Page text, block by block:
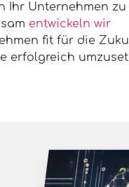
Ihr Unternehmen zu
entwickeln wir
fit für die
erfolgreich